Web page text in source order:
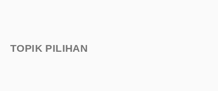
TOPIK PILIHAN